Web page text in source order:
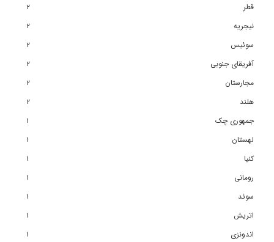
قطر
٢
نیجریه
٢
سوئیس
٢
آفریقای جنوبی
٢
مجارستان
٢
هلند
٢
جمهوری چک
١
لهستان
١
کنیا
١
رومانی
١
سوئد
١
اتریش
١
اندونزی
١